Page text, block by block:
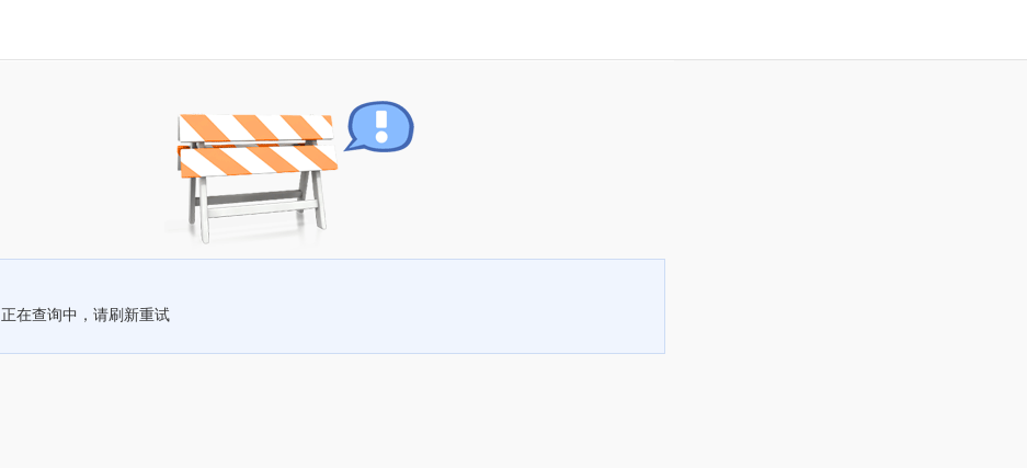
正在查询中，请刷新重试